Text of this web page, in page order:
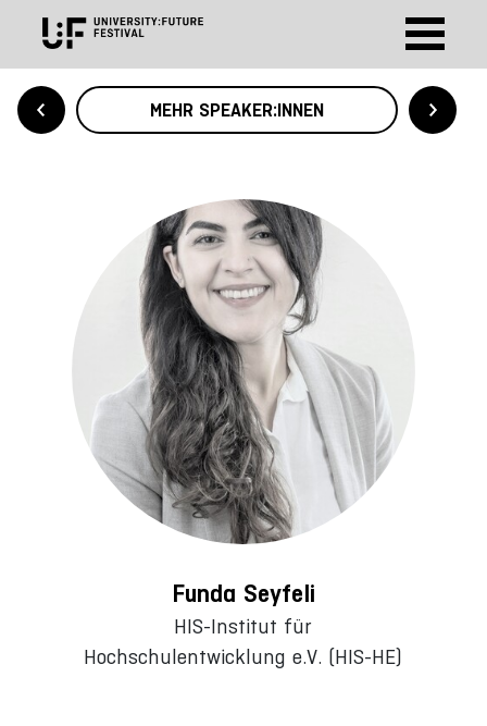
MEHR SPEAKER:INNEN
Funda Seyfeli
HIS-Institut für
Hochschulentwicklung e.V. (HIS-HE)